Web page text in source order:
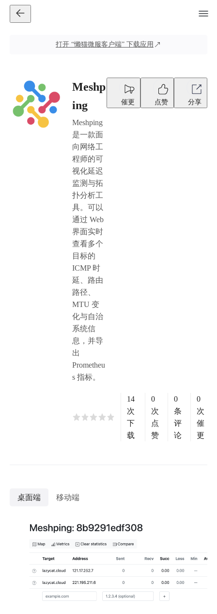
打开 “懒猫微服客户端” 下载应用
Meshp
ing
Meshping
是一款面
向网络工
程师的可
视化延迟
监测与拓
扑分析工
具。可以
通过 Web
界面实时
查看多个
目标的
ICMP 时
延、路由
路径、
MTU 变
化与自治
系统信
息，并导
出
Prometheu
s 指标。
催更 点赞 分享
14
次
下
载
0
次
点
赞
0
条
评
论
0
次
催
更
桌面端 移动端